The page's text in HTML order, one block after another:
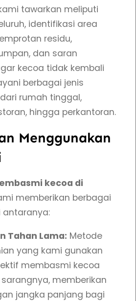
tawarkan meliputi
identifikasi area
residu,
dan saran
kecoa tidak kembali
berbagai jenis
rumah tinggal,
hingga perkantoran.
Menggunakan
kecoa di
memberikan berbagai
antaranya:
Tahan Lama: Metode
yang kami gunakan
membasmi kecoa
memberikan
jangka panjang bagi